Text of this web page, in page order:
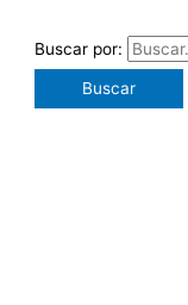
Buscar por: